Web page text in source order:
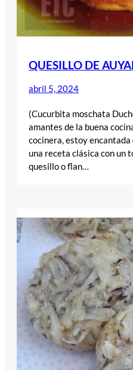
QUESILLO DE
abril 5, 2024
(Cucurbita moschata
amantes de la buena
cocinera, estoy
una receta clásica con un
quesillo o flan…